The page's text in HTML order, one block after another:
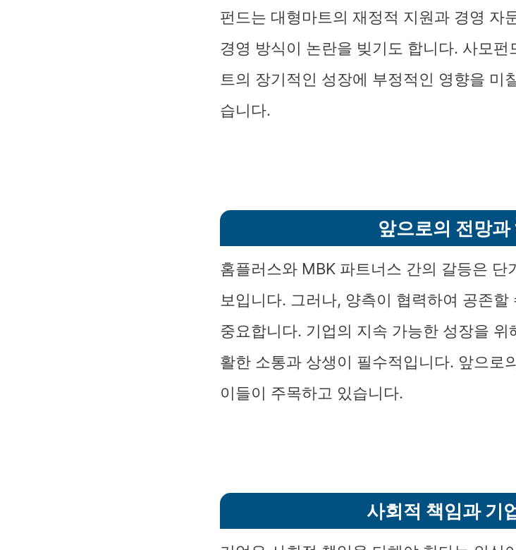
펀드는 대형마트의 재정적 지원과 경영 자
경영 방식이 논란을 빚기도 합니다. 사모
트의 장기적인 성장에 부정적인 영향을 미
습니다.
앞으로의 전망과
홈플러스와 MBK 파트너스 간의 갈등은 단
보입니다. 그러나, 양측이 협력하여 공존
중요합니다. 기업의 지속 가능한 성장을
활한 소통과 상생이 필수적입니다. 앞으로
이들이 주목하고 있습니다.
사회적 책임과 기